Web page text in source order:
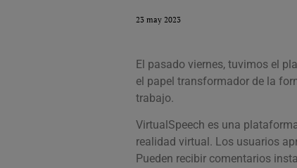
23 may 2023
El pasado viernes, tuvimos el
el papel transformador de la
trabajo.
VirtualSpeech es una
realidad virtual. Los usuarios
Pueden recibir comentarios